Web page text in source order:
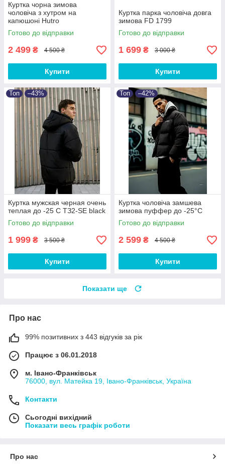
Куртка чорна зимова
чоловіча з хутром на
капюшоні Hutro
Готово до відправки
2 499 ₴ 4 500 ₴
Купити
Куртка парка чоловіча довга
зимова FD 1799
Готово до відправки
1 699 ₴ 3 000 ₴
Купити
Топ –43%
Куртка мужская черная очень
теплая до -25 С ТЗ2-SE black
Готово до відправки
1 999 ₴ 3 500 ₴
Купити
Топ –42%
Куртка чоловіча замшева
зимова пуффер до -25°С
Готово до відправки
2 599 ₴ 4 500 ₴
Купити
Показати ще
Про нас
99% позитивних з 443 відгуків за рік
Працює з 06.01.2018
м. Івано-Франківськ
76000, вул. Матейка 19, Івано-Франківськ, Україна
Контакти
Сьогодні вихідний
Показати весь графік роботи
Про нас